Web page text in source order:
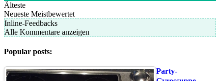
Älteste
Neueste Meistbewertet
Inline-Feedbacks
Alle Kommentare anzeigen
Popular posts:
Party-